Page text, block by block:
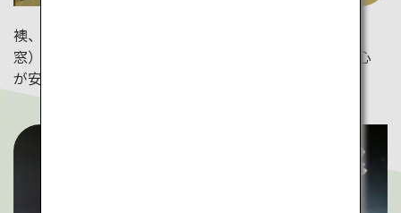
襖、掛軸、丸窓（仏教の世界で完全を意味する円形の
窓）に囲まれ、布団で眠る。美しい和風庭園と静寂に心
が安らぎます。（善光寺）